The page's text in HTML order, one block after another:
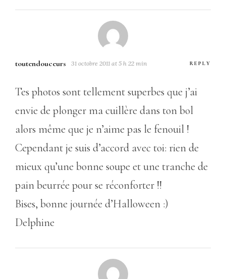
toutendouceurs 31 octobre 2011 at 5 h 22 min REPLY
Tes photos sont tellement superbes que j’ai
envie de plonger ma cuillère dans ton bol
alors même que je n’aime pas le fenouil !
Cependant je suis d’accord avec toi: rien de
mieux qu’une bonne soupe et une tranche de
pain beurrée pour se réconforter !!
Bises, bonne journée d’Halloween :)
Delphine